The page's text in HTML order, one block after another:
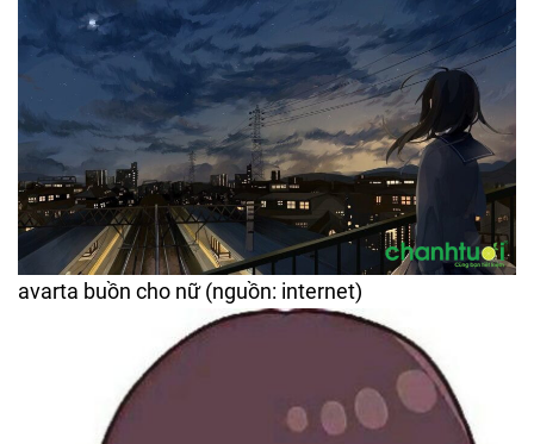
avarta buồn cho nữ (nguồn: internet)